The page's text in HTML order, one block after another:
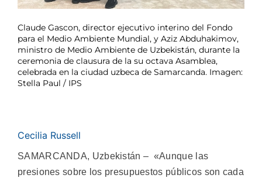
Claude Gascon, director ejecutivo interino del Fondo
para el Medio Ambiente Mundial, y Aziz Abduhakimov,
ministro de Medio Ambiente de Uzbekistán, durante la
ceremonia de clausura de la su octava Asamblea,
celebrada en la ciudad uzbeca de Samarcanda. Imagen:
Stella Paul / IPS
Cecilia Russell
SAMARCANDA, Uzbekistán – «Aunque las
presiones sobre los presupuestos públicos son cada